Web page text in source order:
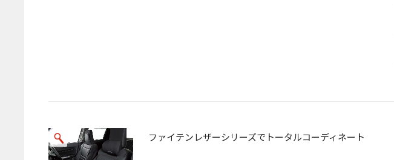
ファイテンレザーシリーズでトータルコーディネート